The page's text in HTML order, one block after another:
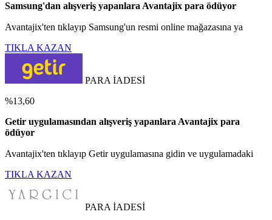
Samsung'dan alışveriş yapanlara Avantajix para ödüyor
Avantajix'ten tıklayıp Samsung'un resmi online mağazasına ya
TIKLA KAZAN
PARA İADESİ
%13,60
Getir uygulamasından alışveriş yapanlara Avantajix para
ödüyor
Avantajix'ten tıklayıp Getir uygulamasına gidin ve uygulamadaki
TIKLA KAZAN
PARA İADESİ